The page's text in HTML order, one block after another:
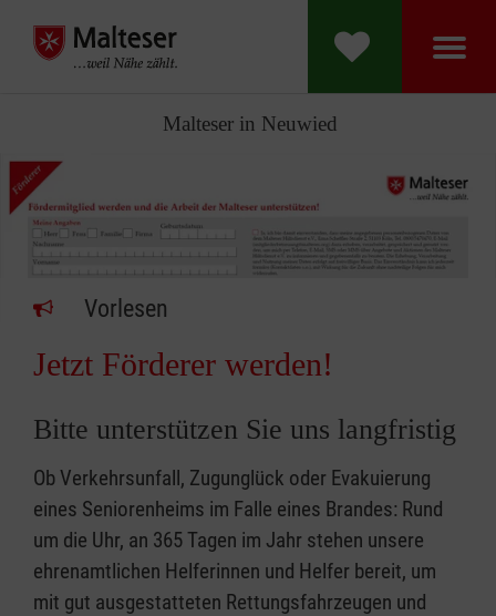
Malteser in Neuwied
Vorlesen
Jetzt Förderer werden!
Bitte unterstützen Sie uns langfristig
Ob Verkehrsunfall, Zugunglück oder Evakuierung
eines Seniorenheims im Falle eines Brandes: Rund
um die Uhr, an 365 Tagen im Jahr stehen unsere
ehrenamtlichen Helferinnen und Helfer bereit, um
mit gut ausgestatteten Rettungsfahrzeugen und